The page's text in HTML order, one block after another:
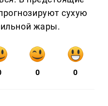
сухую
жары.
0 0